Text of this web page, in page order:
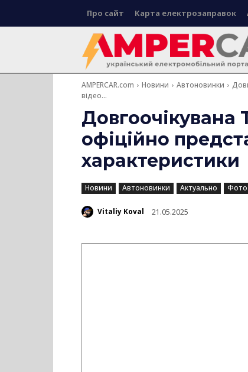
Про сайт Карта електрозаправок
AMPERCAR.com Новини Автоновинки
відео...
Довгоочікувана
офіційно
характеристики
Новини Автоновинки Актуально Фото
Vitaliy Koval 21.05.2025